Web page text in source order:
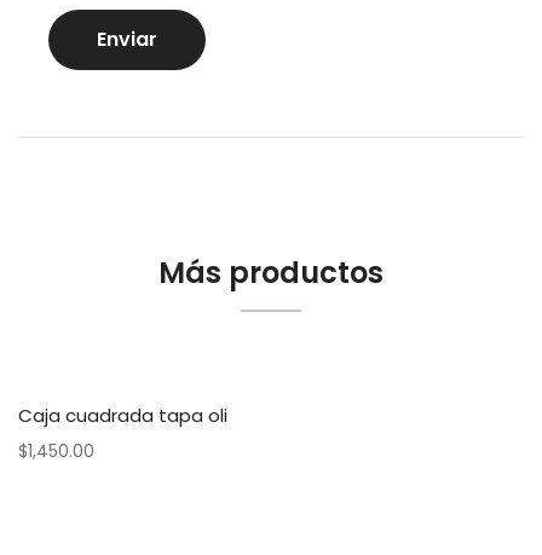
Más productos
Caja cuadrada tapa oli
$1,450.00